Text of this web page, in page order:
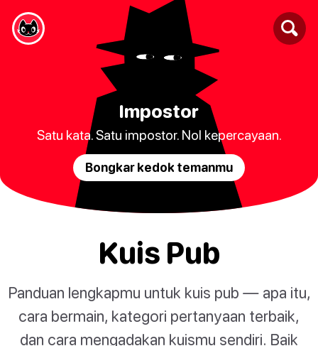
Impostor
Satu kata. Satu impostor. Nol kepercayaan.
Bongkar kedok temanmu
Kuis Pub
Panduan lengkapmu untuk kuis pub — apa itu,
cara bermain, kategori pertanyaan terbaik,
dan cara mengadakan kuismu sendiri. Baik